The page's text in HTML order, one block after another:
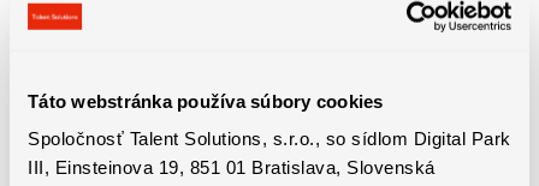
Táto webstránka používa súbory cookies
Spoločnosť Talent Solutions, s.r.o., so sídlom Digital Park
III, Einsteinova 19, 851 01 Bratislava, Slovenská
3800 - 4600 € + 13. plat + výkonnostný bonus
Vodič / vodička domiešavača betónu – 13.plat a mnoho ďalších benefitov
Košice
1100 - 1650 € Priemerná hrubá mzda od 1650 € (z...